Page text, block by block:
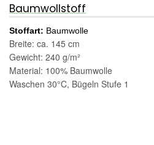
Baumwollstoff
Stoffart: Baumwolle
Breite: ca. 145 cm
Gewicht: 240 g/m²
Material: 100% Baumwolle
Waschen 30°C, Bügeln Stufe 1